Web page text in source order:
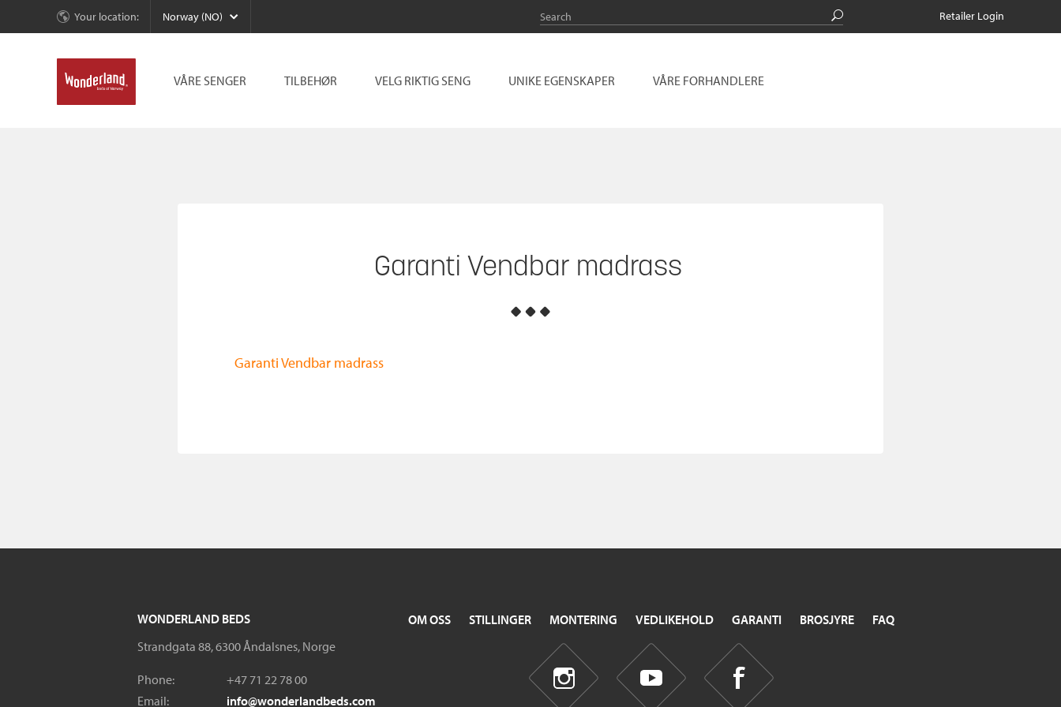
Your location: Norway (NO) Retailer Login
VÅRE SENGER TILBEHØR VELG RIKTIG SENG UNIKE EGENSKAPER VÅRE FORHANDLERE
Garanti Vendbar madrass
Garanti Vendbar madrass
OM OSS STILLINGER MONTERING VEDLIKEHOLD GARANTI BROSJYRE FAQ
WONDERLAND BEDS
Strandgata 88, 6300 Åndalsnes, Norge
Phone:
+47 71 22 78 00
Email:
info@wonderlandbeds.com